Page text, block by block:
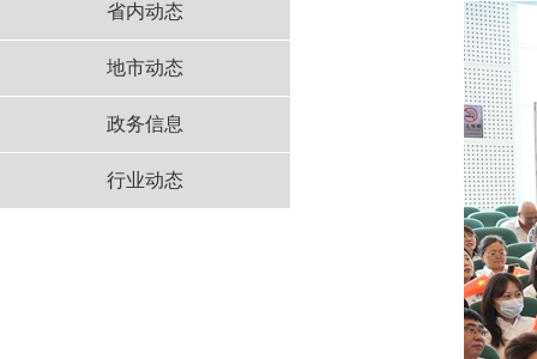
省内动态
地市动态
政务信息
行业动态